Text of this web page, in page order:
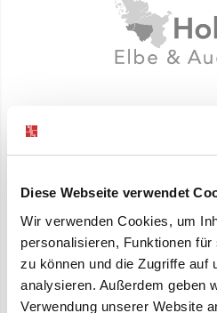
Diese Webseite verwendet
Wir verwenden Cookies, um
personalisieren, Funktionen
zu können und die Zugriffe auf
analysieren. Außerdem geben
Verwendung unserer Website